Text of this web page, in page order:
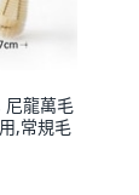
尼龍萬毛
,常規毛